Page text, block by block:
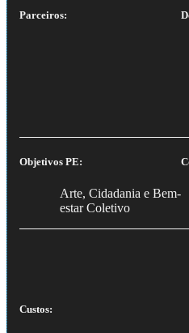
Parceiros:
Objetivos PE:
Arte, Cidadania e Bem-
estar Coletivo
Custos: